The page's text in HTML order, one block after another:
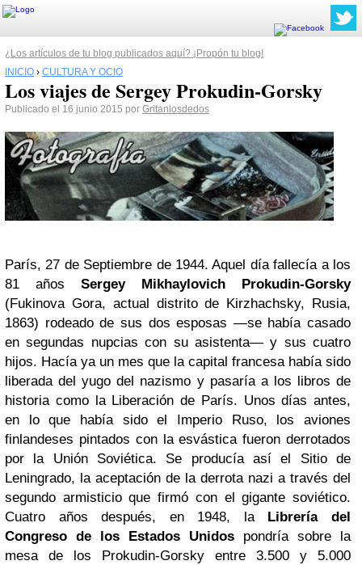
¿Los artículos de tu blog publicados aquí? ¡Propón tu blog!
INICIO › CULTURA Y OCIO
Los viajes de Sergey Prokudin-Gorsky
Publicado el 16 junio 2015 por Gritanlosdedos
París, 27 de Septiembre de 1944. Aquel día fallecía a los
81 años Sergey Mikhaylovich Prokudin-Gorsky
(Fukinova Gora, actual distrito de Kirzhachsky, Rusia,
1863) rodeado de sus dos esposas —se había casado
en segundas nupcias con su asistenta— y sus cuatro
hijos. Hacía ya un mes que la capital francesa había sido
liberada del yugo del nazismo y pasaría a los libros de
historia como la Liberación de París. Unos días antes,
en lo que había sido el Imperio Ruso, los aviones
finlandeses pintados con la esvástica fueron derrotados
por la Unión Soviética. Se producía así el Sitio de
Leningrado, la aceptación de la derrota nazi a través del
segundo armisticio que firmó con el gigante soviético.
Cuatro años después, en 1948, la
Librería del
Congreso de los Estados Unidos pondría sobre la
mesa de los Prokudin-Gorsky entre 3.500 y 5.000